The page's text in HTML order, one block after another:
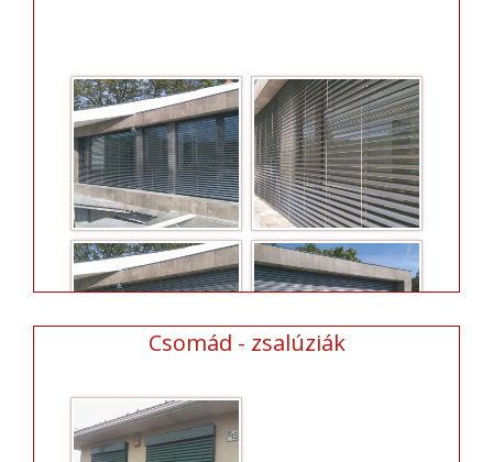
Csomád - zsalúziák